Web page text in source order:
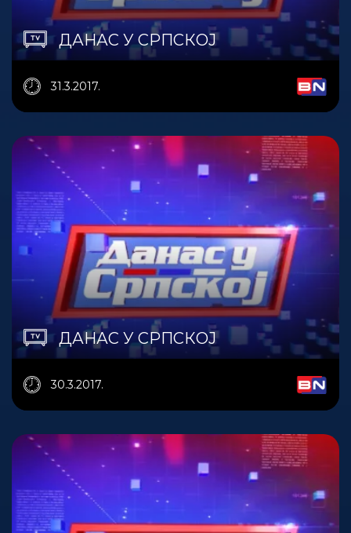
ДАНАС У СРПСКОЈ
31.3.2017.
ДАНАС У СРПСКОЈ
30.3.2017.